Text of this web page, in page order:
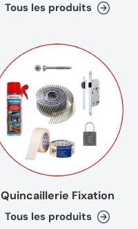
Tous les produits
Quincaillerie Fixation
Tous les produits